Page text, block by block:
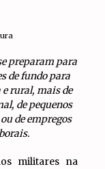
preparam para
de fundo para
rural, mais de
de pequenos
de empregos
militares na